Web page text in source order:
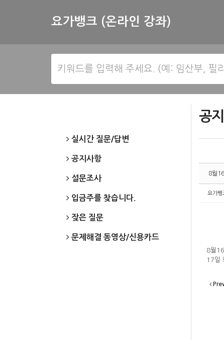
요가뱅크 (온라인 강좌)
실시간 질문/답변
공지사항
설문조사
입금주를 찾습니다.
잦은 질문
문제해결 동영상/신용카드
공
8월
요가뱅
8월
17일